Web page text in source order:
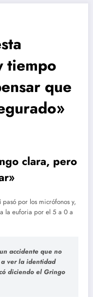
tiempo
que
clara, pero
pasó por los micrófonos y,
la euforia por el 5 a 0 a
accidente que no
ver la identidad
diciendo el Gringo